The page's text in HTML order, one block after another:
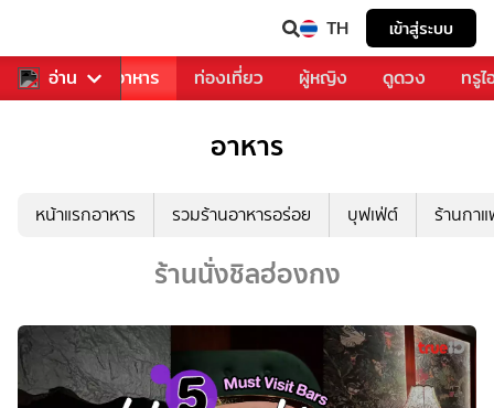
TH เข้าสู่ระบบ
อ่าน
การเพลง อาหาร ท่องเที่ยว ผู้หญิง ดูดวง ทรู
อาหาร
หน้าแรกอาหาร รวมร้านอาหารอร่อย บุฟเฟ่ต์ ร้านกา
ร้านนั่งชิลฮ่องกง